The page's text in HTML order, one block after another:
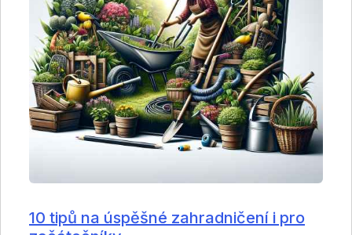
10 tipů na úspěšné zahradničení i pro